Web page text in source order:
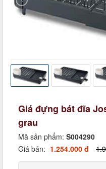
Giá đựng bát đĩa
grau
Mã sản phẩm: S004290
Giá bán: 1.254.000 đ